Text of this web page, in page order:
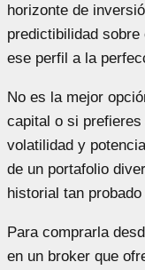
horizonte de
predictibilidad
ese perfil a la
No es la mejor
capital o si
volatilidad y
de un portafolio
historial tan
Para comprarla
en un broker que